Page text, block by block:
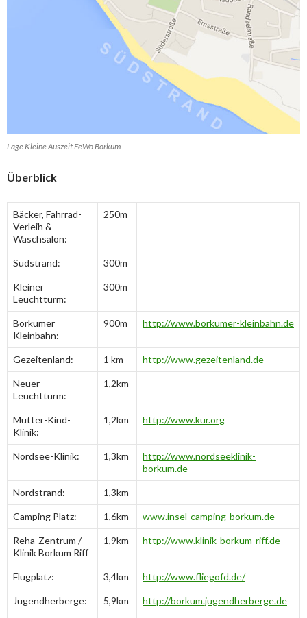
Lage Kleine Auszeit FeWo Borkum
Überblick
Bäcker, Fahrrad-
Verleih &
Waschsalon:
250m
Südstrand: 300m
Kleiner
Leuchtturm:
300m
Borkumer
Kleinbahn:
900m http://www.borkumer-kleinbahn.de
Gezeitenland: 1 km http://www.gezeitenland.de
Neuer
Leuchtturm:
1,2km
Mutter-Kind-
Klinik:
1,2km http://www.kur.org
Nordsee-Klinik: 1,3km
http://www.nordseeklinik-
borkum.de
Nordstrand: 1,3km
Camping Platz: 1,6km www.insel-camping-borkum.de
Reha-Zentrum /
Klinik Borkum Riff
1,9km http://www.klinik-borkum-riff.de
Flugplatz: 3,4km http://www.fliegofd.de/
Jugendherberge: 5,9km http://borkum.jugendherberge.de